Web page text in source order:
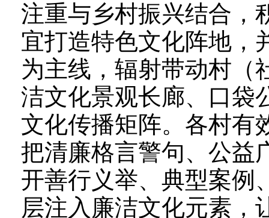
注重与乡村振兴结合，
宜打造特色文化阵地，
为主线，辐射带动村（
洁文化景观长廊、口袋
文化传播矩阵。各村有
把清廉格言警句、公益
开善行义举、典型案例
层注入廉洁文化元素，